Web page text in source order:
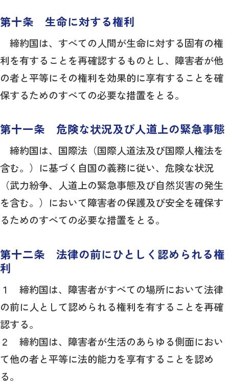
第十条 生命に対する権利
締約国は、すべての人間が生命に対する固有の権
利を有することを再確認するものとし、障害者が他
の者と平等にその権利を効果的に享有することを確
保するためのすべての必要な措置をとる。
第十一条 危険な状況及び人道上の緊急事態
締約国は、国際法（国際人道法及び国際人権法を
含む。）に基づく自国の義務に従い、危険な状況
（武力紛争、人道上の緊急事態及び自然災害の発生
を含む。）において障害者の保護及び安全を確保す
るためのすべての必要な措置をとる。
第十二条 法律の前にひとしく認められる権
利
１ 締約国は、障害者がすべての場所において法律
の前に人として認められる権利を有することを再確
認する。
２ 締約国は、障害者が生活のあらゆる側面におい
て他の者と平等に法的能力を享有することを認め
る。